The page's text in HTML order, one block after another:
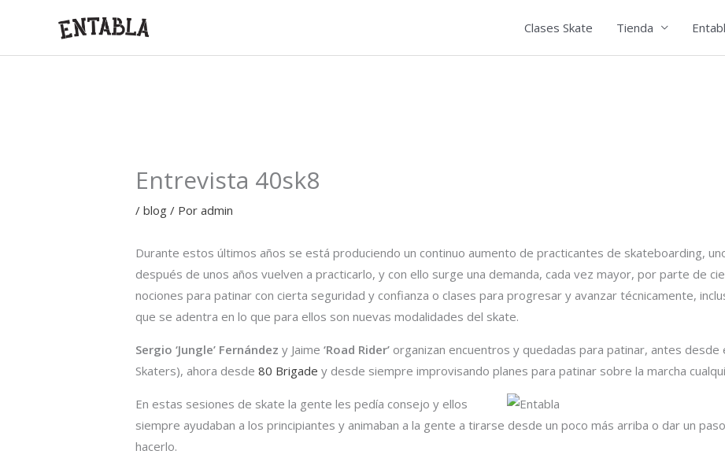
contenido
Clases Skate Tienda
Entrevista 40sk8
/blog / Poradmin
Durante estos últimos años se está produciendo un continuo aumento de practicantes de skateboarding,
después de unos años vuelven a practicarlo, y con ello surge una demanda, cada vez mayor, por parte de
nociones para patinar con cierta seguridad y confianza o clases para progresar y avanzar técnicamente,
que se adentra en lo que para ellos son nuevas modalidades del skate.
Sergio ‘Jungle’ Fernández y Jaime‘Road Rider’ organizan encuentros y quedadas para patinar, antes desde
Skaters), ahora desde80 Brigade y desde siempre improvisando planes para patinar sobre la marcha
En estas sesiones de skate la gente les pedía consejo y ellos
siempre ayudaban a los principiantes y animaban a la gente a tirarse desde un poco más arriba o dar un
hacerlo.